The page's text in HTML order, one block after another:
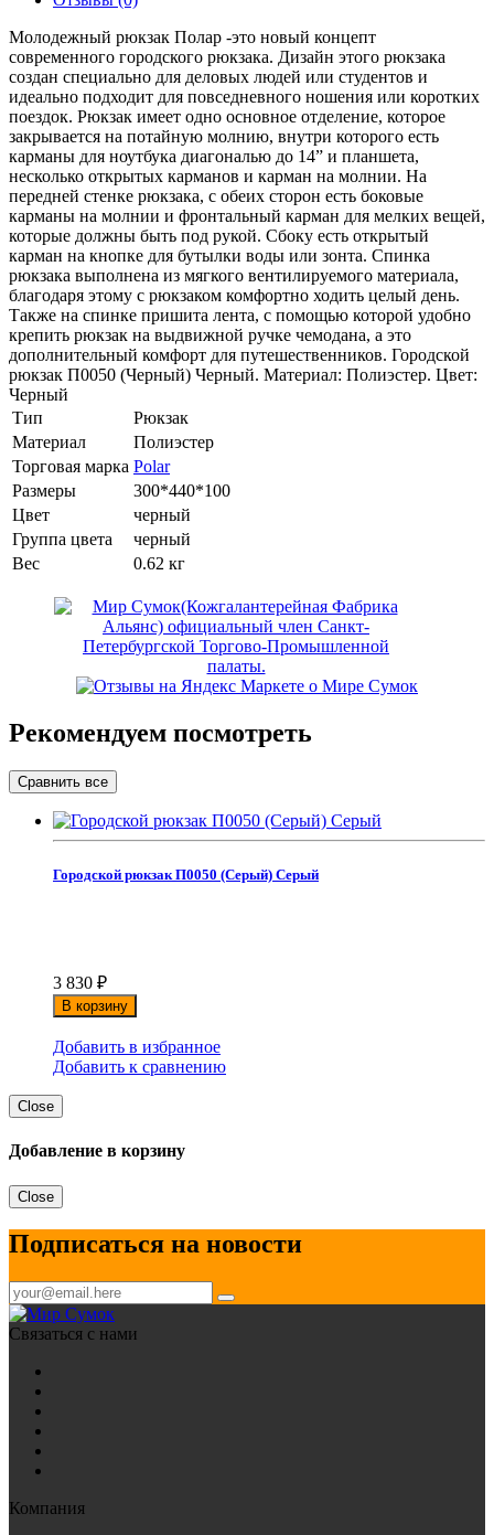
Молодежный рюкзак Полар -это новый концепт
современного городского рюкзака. Дизайн этого рюкзака
создан специально для деловых людей или студентов и
идеально подходит для повседневного ношения или коротких
поездок. Рюкзак имеет одно основное отделение, которое
закрывается на потайную молнию, внутри которого есть
карманы для ноутбука диагональю до 14” и планшета,
несколько открытых карманов и карман на молнии. На
передней стенке рюкзака, с обеих сторон есть боковые
карманы на молнии и фронтальный карман для мелких вещей,
которые должны быть под рукой. Сбоку есть открытый
карман на кнопке для бутылки воды или зонта. Спинка
рюкзака выполнена из мягкого вентилируемого материала,
благодаря этому с рюкзаком комфортно ходить целый день.
Также на спинке пришита лента, с помощью которой удобно
крепить рюкзак на выдвижной ручке чемодана, а это
дополнительный комфорт для путешественников. Городской
рюкзак П0050 (Черный) Черный. Материал: Полиэстер. Цвет:
Черный
Тип
Рюкзак
Материал
Полиэстер
Торговая марка Polar
Размеры
300*440*100
Цвет
черный
Группа цвета
черный
Вес
0.62 кг
Рекомендуем посмотреть
Городской рюкзак П0050 (Серый) Серый
3 830 ₽
В корзину
Добавить в избранное
Добавить к сравнению
Close
Добавление в корзину
Close
Подписаться на новости
Связаться с нами
Компания